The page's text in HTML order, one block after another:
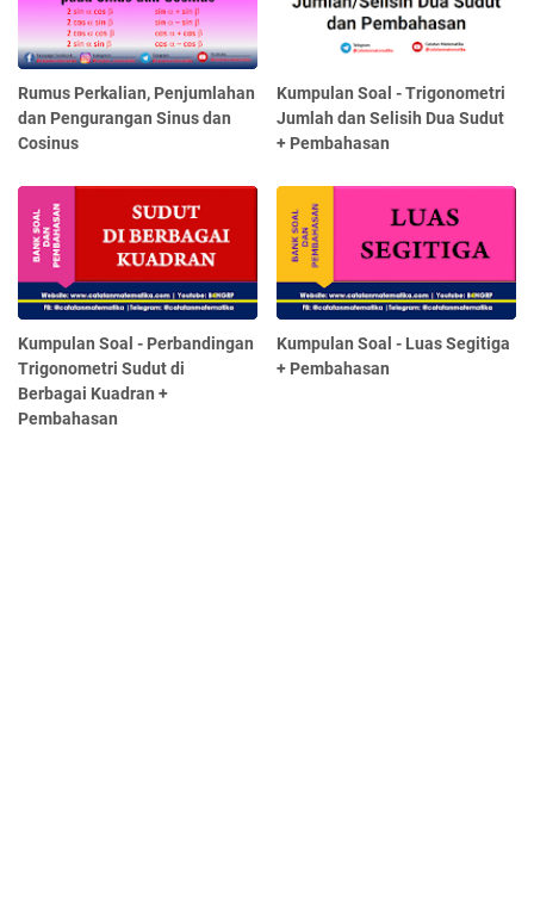
Rumus Perkalian, Penjumlahan
dan Pengurangan Sinus dan
Cosinus
Kumpulan Soal - Trigonometri
Jumlah dan Selisih Dua Sudut
+ Pembahasan
Kumpulan Soal - Perbandingan
Trigonometri Sudut di
Berbagai Kuadran +
Pembahasan
Kumpulan Soal - Luas Segitiga
+ Pembahasan